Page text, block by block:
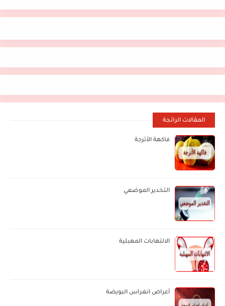
المقالات الرائجة
فاكهة الأترجة
التخدير الموضعي
الالتهابات المهبلية
أعراض انغراس البويضة